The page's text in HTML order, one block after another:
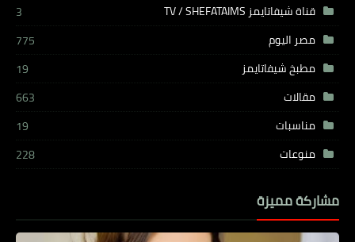
قناة شيفاتايمز TV / SHEFATAIMS
3
مصر اليوم
775
مطبخ شيفاتايمز
19
مقالات
663
مناسبات
19
منوعات
228
مشاركة مميزة